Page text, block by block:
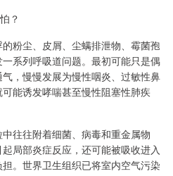
？
粉尘、皮屑、尘螨排泄物、霉菌孢
系列呼吸道问题。最初可能只是偶
，慢慢发展为慢性咽炎、过敏性鼻
能诱发哮喘甚至慢性阻塞性肺疾
往往附着细菌、病毒和重金属物
局部炎症反应，还可能被吸收进入
。世界卫生组织已将室内空气污染